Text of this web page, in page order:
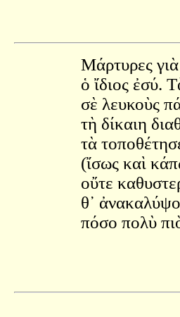
Μάρτυρες
ὁ ἴδιος ἐσύ.
σὲ λευκοὺς
τὴ δίκαιη
τὰ
(ἴσως καὶ
οὔτε
θ᾿
πόσο πολὺ